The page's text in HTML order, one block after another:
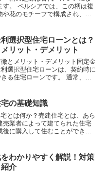
な美意識を表現したものです。
日本人に愛され続けている文化
す。 ペルシアでは、この柄は複
や花のモチーフで構成され、自
的な生地であるカシミヤに採用
こからヨーロッパに広がりまし
ロッパでは、ペイズリー柄は18
から19世紀にかけて大流行し、
ンテリアなど様々な分野で使用
た。ペイズリー柄がヨーロッパ
化への関心が高まっており、ペ
柄はそのエキゾチックな魅力で
々を魅了しました。また、ペイ
は自然の美しさを表現できる柄
人気がありました。植物や花を
利選択型住宅ローンとは？
リット・デメリット
とメリット・デメリット固定金
選択型住宅ローンは、契約時に
る住宅ローンです。 通常、期
宅ローンの仕組みをより詳しく
込む際に、借り入れ希望額とそ
年固定、5年固定、10年固定な
択します。選択した期間中は、
しません。期間終了後、新たな
することが大切です。固定金利
を軽減したいという方に適した
間中は金利が固定されるため、
の基礎知識
とは何か？売建住宅とは、あら
売業者によって建てられた住宅
後に購入して住むことができる
者はそれを選ぶことしかできま
かし、その分、工期が短く、コ
えられるというメリットがあり
わかりやすく解説！対策
介